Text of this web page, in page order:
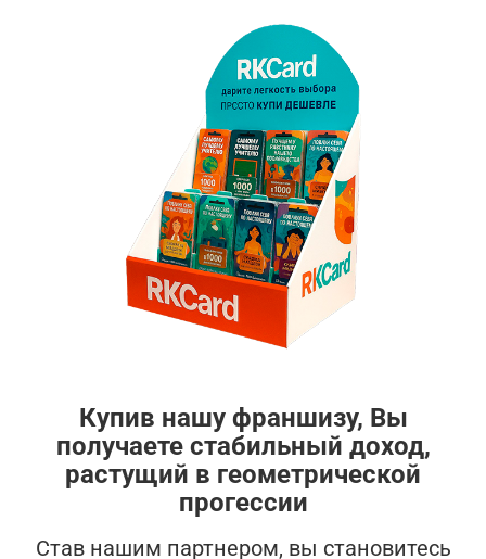
Купив нашу франшизу, Вы
получаете стабильный доход,
растущий в геометрической
прогессии
Став нашим партнером, вы становитесь